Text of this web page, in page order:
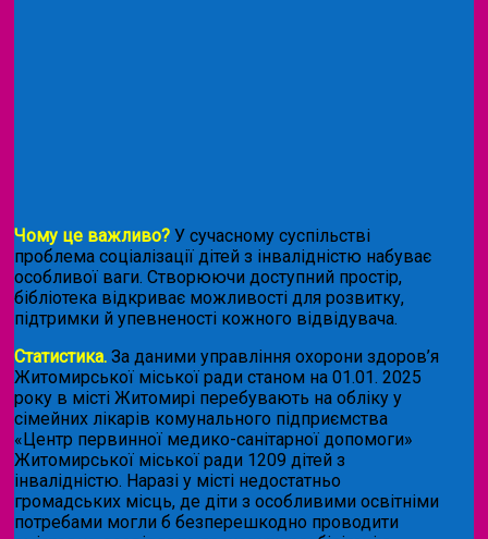
Чому це важливо? У сучасному суспільстві
проблема соціалізації дітей з інвалідністю набуває
особливої ваги. Створюючи доступний простір,
бібліотека відкриває можливості для розвитку,
підтримки й упевненості кожного відвідувача.
Статистика. За даними управління охорони здоров’я
Житомирської міської ради станом на 01.01. 2025
року в місті Житомирі перебувають на обліку у
сімейних лікарів комунального підприємства
«Центр первинної медико-санітарної допомоги»
Житомирської міської ради 1209 дітей з
інвалідністю. Наразі у місті недостатньо
громадських місць, де діти з особливими освітніми
потребами могли б безперешкодно проводити